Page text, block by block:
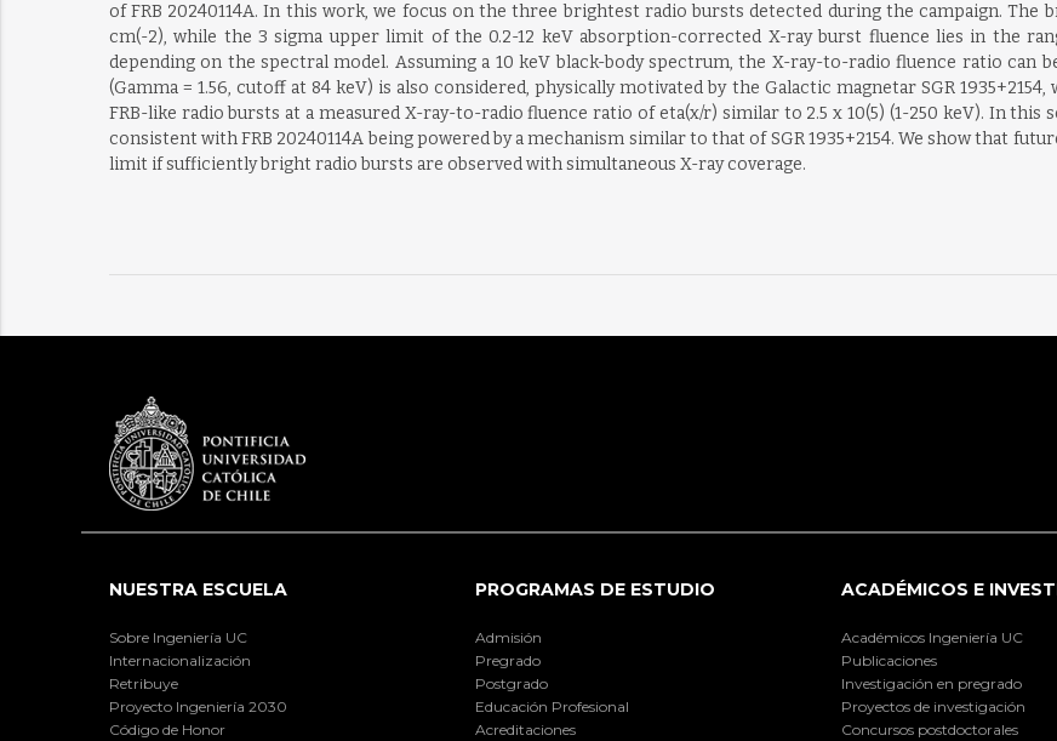
of FRB 20240114A. In this work, we focus on the three brightest radio bursts detected during the campaign. The
cm(-2), while the 3 sigma upper limit of the 0.2-12 keV absorption-corrected X-ray burst fluence lies in the
depending on the spectral model. Assuming a 10 keV black-body spectrum, the X-ray-to-radio fluence ratio can
(Gamma = 1.56, cutoff at 84 keV) is also considered, physically motivated by the Galactic magnetar SGR
FRB-like radio bursts at a measured X-ray-to-radio fluence ratio of eta(x/r) similar to 2.5 x 10(5) (1-250 keV). In this
consistent with FRB 20240114A being powered by a mechanism similar to that of SGR 1935+2154. We show that
limit if sufficiently bright radio bursts are observed with simultaneous X-ray coverage.
NUESTRA ESCUELA
Sobre Ingeniería UC
Internacionalización
Retribuye
Proyecto Ingeniería 2030
Código de Honor
PROGRAMAS DE ESTUDIO
Admisión
Pregrado
Postgrado
Educación Profesional
Acreditaciones
ACADÉMICOS E
Académicos Ingeniería UC
Publicaciones
Investigación en pregrado
Proyectos de investigación
Concursos postdoctorales